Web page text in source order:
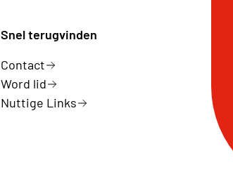
Snel terugvinden
Contact
Word lid
Nuttige Links